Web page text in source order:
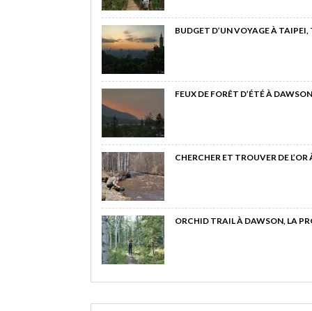
BUDGET D’UN VOYAGE À
FEUX DE FORÊT D’ÉTÉ À
CHERCHER ET TROUVER DE
ORCHID TRAIL À DAWSON, LA